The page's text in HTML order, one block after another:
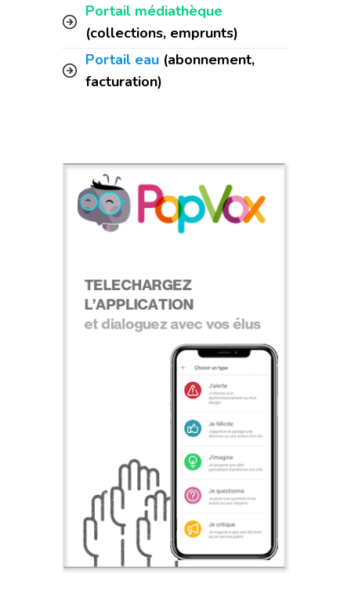
Portail médiathèque
(collections, emprunts)
Portail eau (abonnement,
facturation)